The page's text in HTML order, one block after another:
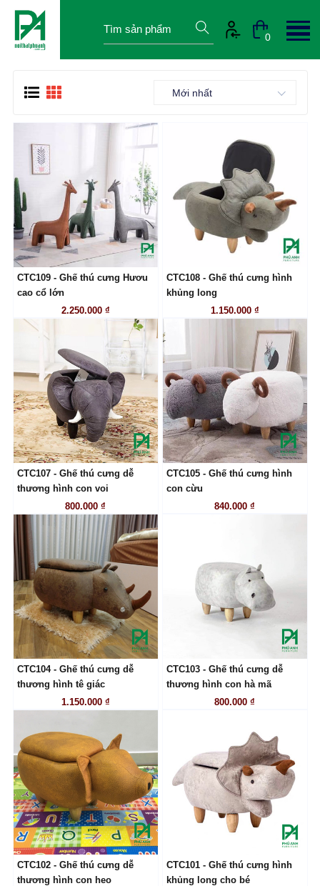
0
Mới nhất
CTC109 - Ghế thú cưng Hươu
cao cổ lớn
2.250.000 ₫
CTC108 - Ghế thú cưng hình
khủng long
1.150.000 ₫
LIÊN HỆ
CTC107 - Ghế thú cưng dễ
thương hình con voi
800.000 ₫
CTC105 - Ghế thú cưng hình
con cừu
840.000 ₫
LIÊN HỆ
CTC104 - Ghế thú cưng dễ
thương hình tê giác
1.150.000 ₫
LIÊN HỆ
CTC103 - Ghế thú cưng dễ
thương hình con hà mã
800.000 ₫
LIÊN HỆ
CTC102 - Ghế thú cưng dễ
thương hình con heo
LIÊN HỆ
CTC101 - Ghế thú cưng hình
khủng long cho bé